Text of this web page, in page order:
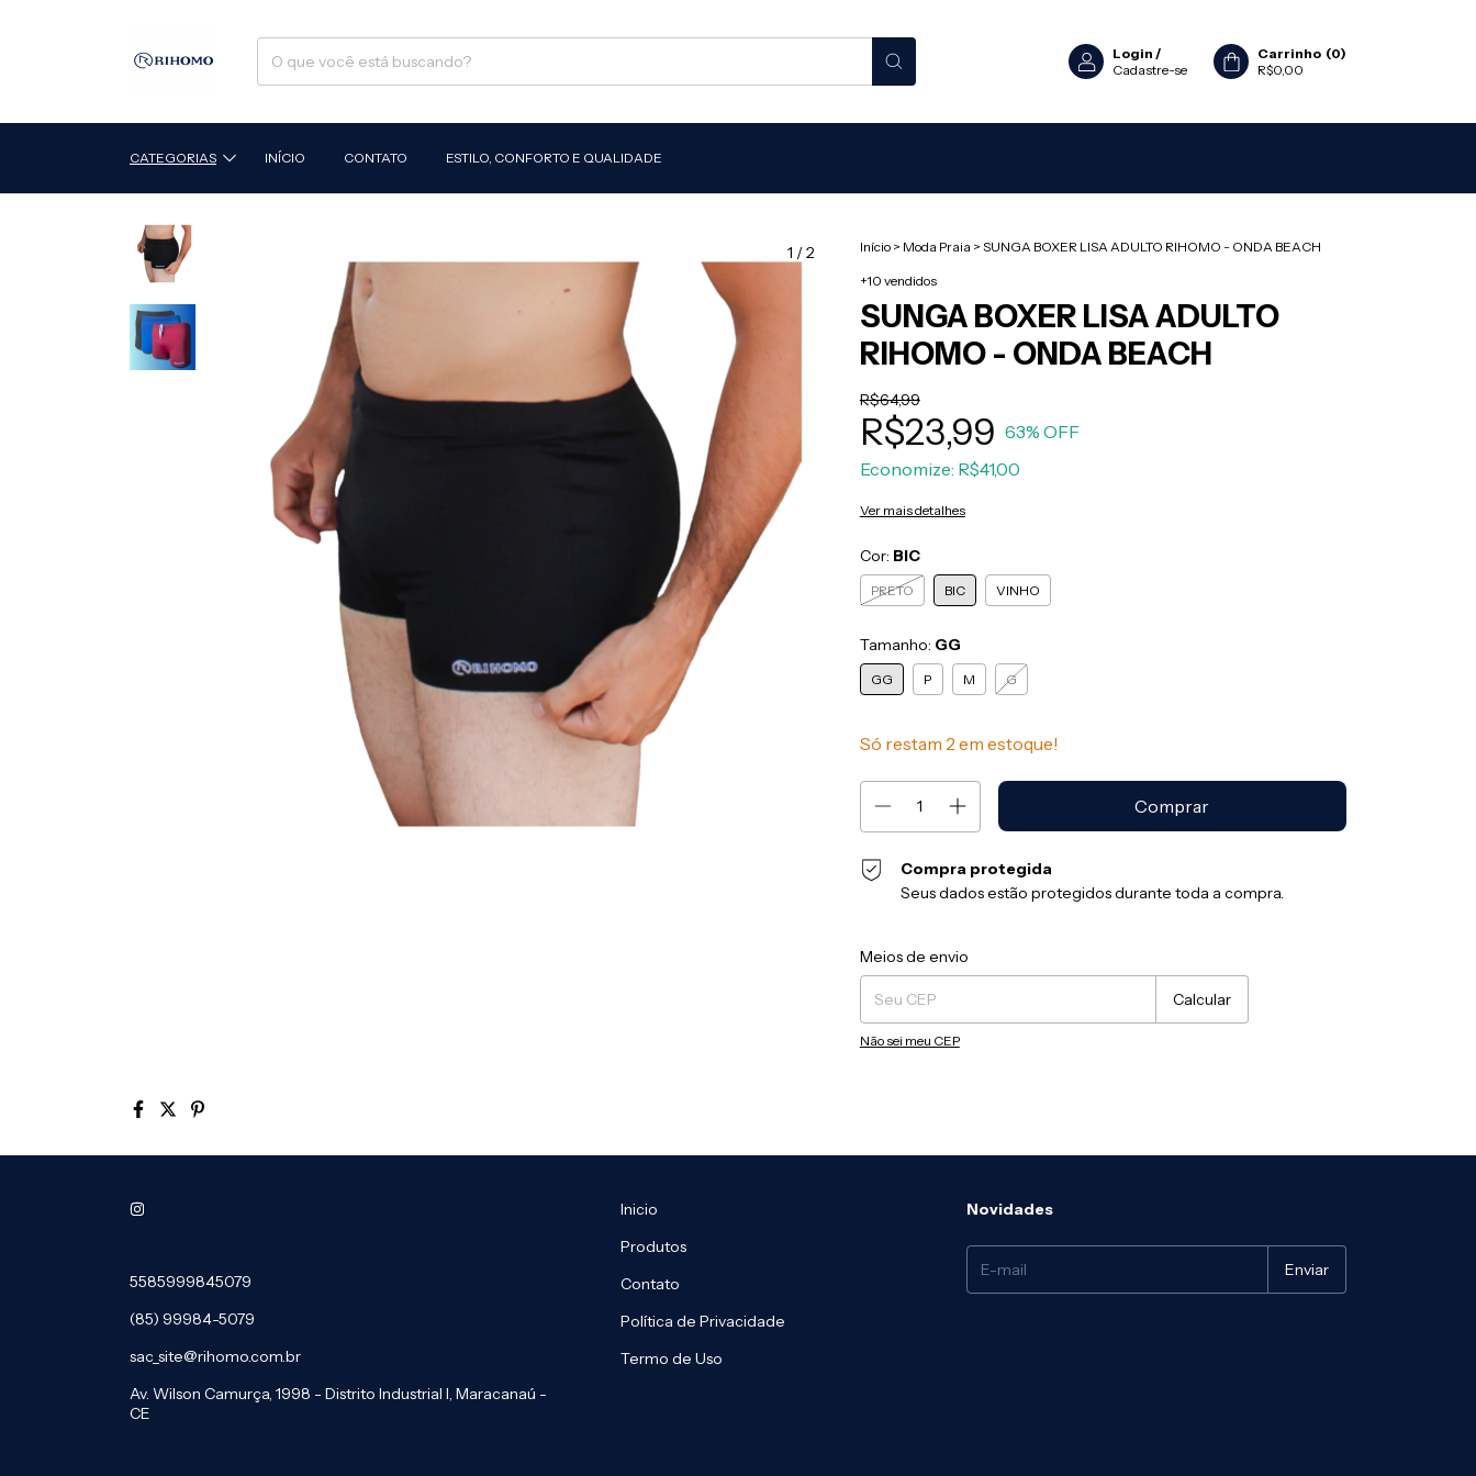
Login /
Cadastre-se
Carrinho (0)
R$0,00
CATEGORIAS INÍCIO CONTATO ESTILO, CONFORTO E QUALIDADE
1 /2 Início > Moda Praia > SUNGA BOXER LISA ADULTO RIHOMO - ONDA BEACH
+10 vendidos
SUNGA BOXER LISA ADULTO
RIHOMO - ONDA BEACH
R$64,99
R$23,99 63% OFF
Economize: R$41,00
Ver mais detalhes
Cor: BIC
PRETO BIC VINHO
Tamanho: GG
GG P M G
Só restam 2 em estoque!
Compra protegida
Seus dados estão protegidos durante toda a compra.
Entregas para o CEP:
Meios de envio
Calcular
Não sei meu CEP
5585999845079
(85) 99984-5079
sac_site@rihomo.com.br
Av. Wilson Camurça, 1998 - Distrito Industrial I, Maracanaú -
CE
Inicio
Produtos
Contato
Política de Privacidade
Termo de Uso
Novidades